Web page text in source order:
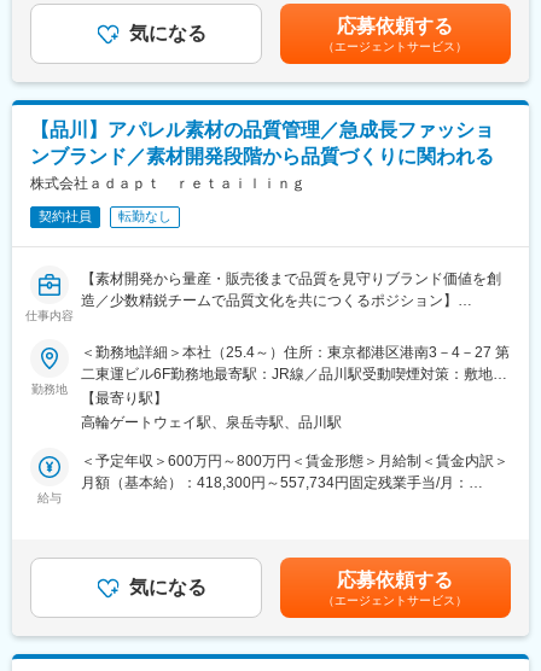
グブランドで、 アスリートの知見や最新の技術・研究を活用し、
機能性を軸とした、24時間365日、コンディショニングができる
製品を展開しています。
変更の範囲：全ての業務への転換あり
ます。
という絶対的ルールを設けています。そのため、会社都合での商
品開発や売れやすそうといった感覚での商品開発は、一切いたし
ません。
「本当にお客様が求めるものを、そして実感できる商品を、納得
するまで腰を据えて作りたい。」そんな商品開発に熱意を持って
取り組んでいただける方を募集いたします。ぜひ当社で、お客様
のニーズに応える商品を作りませんか？
【業務内容】
・市場調査、競合他社商品の調査
整及び交渉
・既存商品の改善企画
・新商品や既存商品のパッケージ企画
・化粧品や健康食品の商品企画から納品までのハンドリング（パ
【当社の魅力】
商品企画業務のすべてに関わることができますので、裁量も大
きくスキルアップすることが可能です。
少数精鋭の会社ですので、社長自身社員の成長を第一に考えて
おり、この仕事を通しての独立支援なども行っています。
■残業なしで売上を上げるということをモットーにしていますの
業手当＞有＜給与補足＞■給与改定：あり■賞与：年2回（計2ヶ月
分※昨年実績）賃金はあくまでも目安の金額であり、選考を通じて
上下する可能性があります。月給(月額)は固定手当を含めた表記で
す。
気になる 応募依頼する
（エージェントサービス）
【品川】アパレル素材の品質管理／急成長ファッショ
ンブランド／素材開発段階から品質づくりに関われる
株式会社ａｄａｐｔ ｒｅｔａｉｌｉｎｇ
契約社員 転勤なし
仕事内容
【素材開発から量産・販売後まで品質を見守りブランド価値を創
造／少数精鋭チームで品質文化を共につくるポジション】
当社のアパレルブランドにおいて、素材開発・生地開発から量
産、販売後まで一貫して品質向上を推進していただきます。お客
様に長く愛される製品づくりのため、トレンドや価格だけでなく
着心地・耐久性・機能性・安定した品質までを重視し、品質文化
を組織全体で醸成することがミッションです。
■業務詳細
・サプライヤーとの品質基準調整や工場との品質改善活動推進
・量産可否判断および品質基準管理、オペレーションチームと連
勤務地
＜勤務地詳細＞本社（25.4～）住所：東京都港区港南3－4－27 第
二東運ビル6F勤務地最寄駅：JR線／品川駅受動喫煙対策：敷地内
全面禁煙変更の範囲：会社の定める事業所
【最寄り駅】
高輪ゲートウェイ駅、泉岳寺駅、品川駅
給与
＜予定年収＞600万円～800万円＜賃金形態＞月給制＜賃金内訳＞
月額（基本給）：418,300円～557,734円固定残業手当/月：
でも目安の金額であり、選考を通じて上下する可能性がありま
す。月給(月額)は固定手当を含めた表記です。
気になる 応募依頼する
（エージェントサービス）